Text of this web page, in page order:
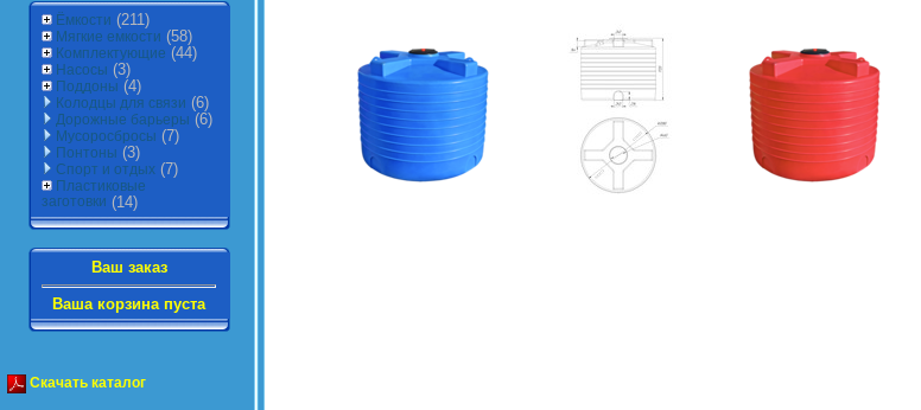
Ёмкости (211)
Мягкие емкости (58)
Комплектующие (44)
Насосы (3)
Поддоны (4)
Колодцы для связи (6)
Дорожные барьеры (6)
Мусоросбросы (7)
Понтоны (3)
Спорт и отдых (7)
Пластиковые
заготовки (14)
Ваш заказ
Ваша корзина пуста
Скачать каталог